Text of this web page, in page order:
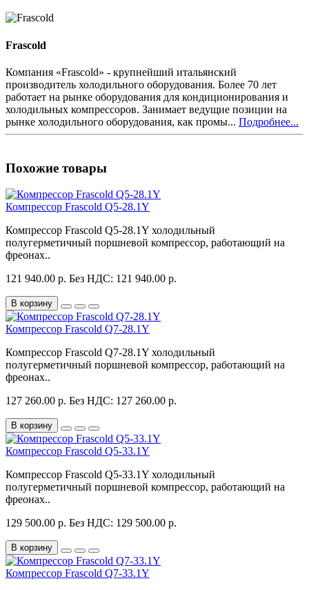
Frascold
Компания «Frascold» - крупнейший итальянский
производитель холодильного оборудования. Более 70 лет
работает на рынке оборудования для кондиционирования и
холодильных компрессоров. Занимает ведущие позиции на
рынке холодильного оборудования, как промы... Подробнее...
Похожие товары
Компрессор Frascold Q5-28.1Y
Компрессор Frascold Q5-28.1Y холодильный
полугерметичный поршневой компрессор, работающий на
фреонах..
121 940.00 р. Без НДС: 121 940.00 р.
В корзину
Компрессор Frascold Q7-28.1Y
Компрессор Frascold Q7-28.1Y холодильный
полугерметичный поршневой компрессор, работающий на
фреонах..
127 260.00 р. Без НДС: 127 260.00 р.
В корзину
Компрессор Frascold Q5-33.1Y
Компрессор Frascold Q5-33.1Y холодильный
полугерметичный поршневой компрессор, работающий на
фреонах..
129 500.00 р. Без НДС: 129 500.00 р.
В корзину
Компрессор Frascold Q7-33.1Y